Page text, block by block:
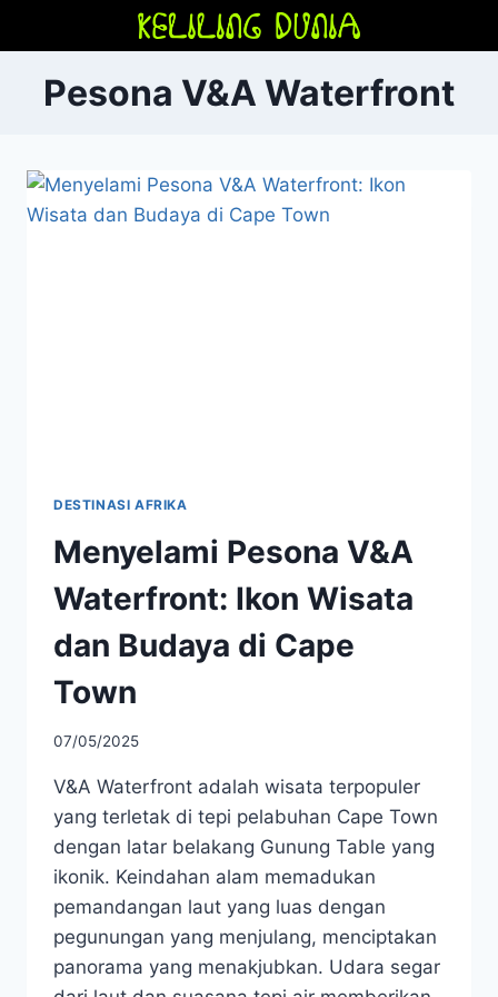
contentPesona V&A Waterfront
DESTINASI AFRIKA
Menyelami Pesona V&A
Waterfront: Ikon Wisata
dan Budaya di Cape
Town
07/05/2025
V&A Waterfront adalah wisata terpopuler
yang terletak di tepi pelabuhan Cape Town
dengan latar belakang Gunung Table yang
ikonik. Keindahan alam memadukan
pemandangan laut yang luas dengan
pegunungan yang menjulang, menciptakan
panorama yang menakjubkan. Udara segar